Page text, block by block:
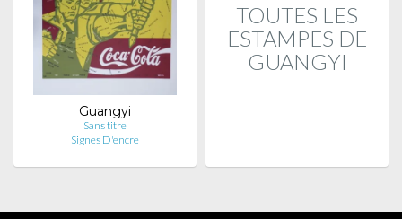
Guangyi
Sans titre
Signes D'encre
TOUTES LES
ESTAMPES DE
GUANGYI